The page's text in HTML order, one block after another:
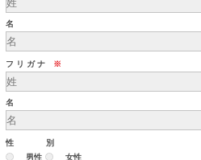
名
フ リ ガ ナ ※
名
性 別
男性
女性